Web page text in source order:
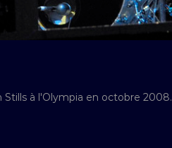
à l'Olympia en octobre 2008.